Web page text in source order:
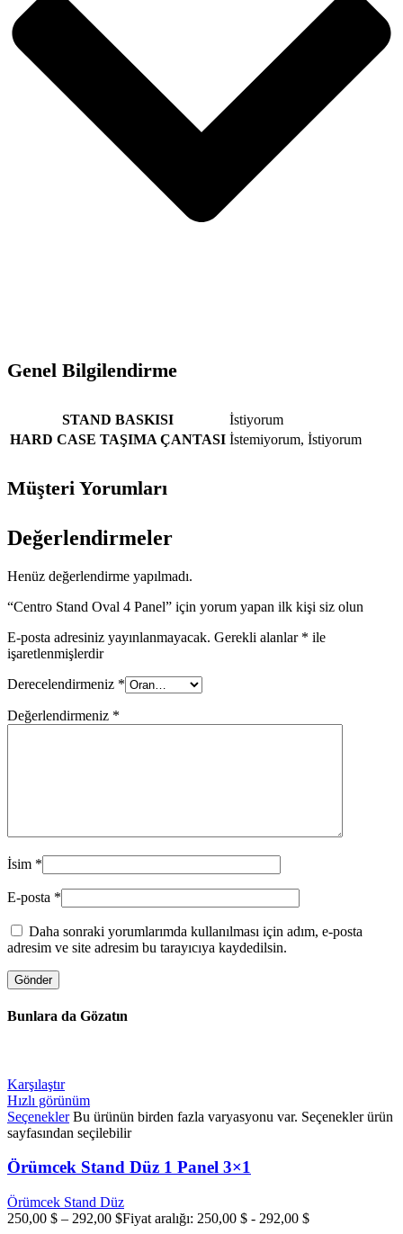
Genel Bilgilendirme
STAND BASKISI
İstiyorum
HARD CASE TAŞIMA ÇANTASI İstemiyorum, İstiyorum
Müşteri Yorumları
Değerlendirmeler
Henüz değerlendirme yapılmadı.
“Centro Stand Oval 4 Panel” için yorum yapan ilk kişi siz olun
E-posta adresiniz yayınlanmayacak. Gerekli alanlar * ile
işaretlenmişlerdir
Derecelendirmeniz *
Değerlendirmeniz *
İsim *
E-posta *
Daha sonraki yorumlarımda kullanılması için adım, e-posta
adresim ve site adresim bu tarayıcıya kaydedilsin.
Bunlara da Gözatın
Karşılaştır
Hızlı görünüm
Seçenekler Bu ürünün birden fazla varyasyonu var. Seçenekler ürün
sayfasından seçilebilir
Örümcek Stand Düz 1 Panel 3×1
Örümcek Stand Düz
250,00 $ – 292,00 $Fiyat aralığı: 250,00 $ - 292,00 $